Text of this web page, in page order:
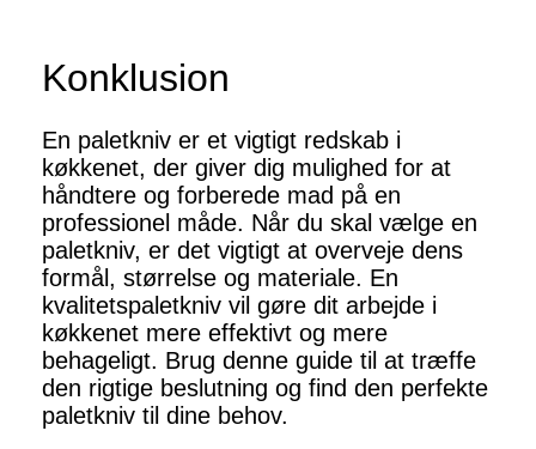
Konklusion
En paletkniv er et vigtigt redskab i
køkkenet, der giver dig mulighed for at
håndtere og forberede mad på en
professionel måde. Når du skal vælge en
paletkniv, er det vigtigt at overveje dens
formål, størrelse og materiale. En
kvalitetspaletkniv vil gøre dit arbejde i
køkkenet mere effektivt og mere
behageligt. Brug denne guide til at træffe
den rigtige beslutning og find den perfekte
paletkniv til dine behov.